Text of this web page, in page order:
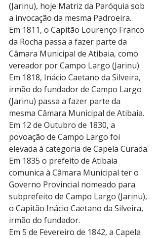
(Jarinu), hoje Matriz da Paróquia sob
a invocação da mesma Padroeira.
Em 1811, o Capitão Lourenço Franco
da Rocha passa a fazer parte da
Câmara Municipal de Atibaia, como
vereador por Campo Largo (Jarinu).
Em 1818, Inácio Caetano da Silveira,
irmão do fundador de Campo Largo
(Jarinu) passa a fazer parte da
mesma Câmara Municipal de Atibaia.
Em 12 de Outubro de 1830, a
povoação de Campo Largo foi
elevada à categoria de Capela Curada.
Em 1835 o prefeito de Atibaia
comunica à Câmara Municipal ter o
Governo Provincial nomeado para
subprefeito de Campo Largo (Jarinu),
o Capitão Inácio Caetano da Silveira,
irmão do fundador.
Em 5 de Fevereiro de 1842, a Capela